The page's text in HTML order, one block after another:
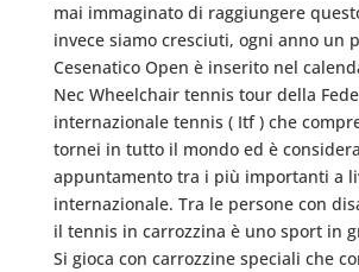
mai immaginato di raggiungere
invece siamo cresciuti, ogni anno un
Cesenatico Open è inserito nel
Nec Wheelchair tennis tour della
internazionale tennis ( Itf ) che
tornei in tutto il mondo ed è
appuntamento tra i più importanti a
internazionale. Tra le persone con
il tennis in carrozzina è uno sport in
Si gioca con carrozzine speciali che